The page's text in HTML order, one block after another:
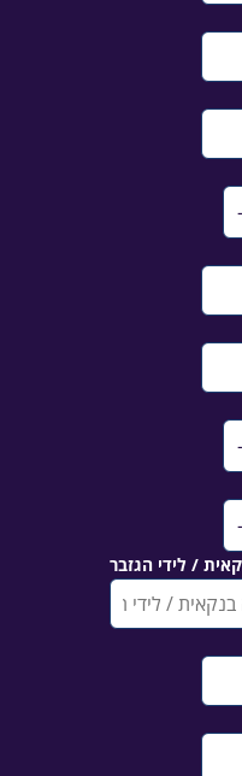
/ לידי הגזבר